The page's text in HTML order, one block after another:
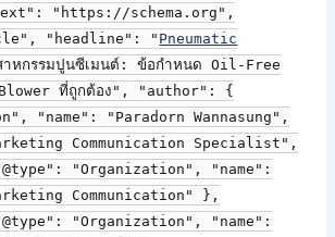
"https://schema.org",
"headline": " Pneumatic
าหกรรมปูนซีเมนต์: ข้อกำหนด Oil-Free
Blower ที่ถูกต้อง", "author": {
"name": "Paradorn Wannasung",
Communication Specialist",
"Organization", "name":
Communication" },
"Organization", "name":